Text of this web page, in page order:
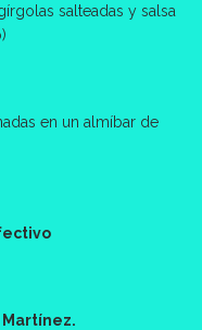
salteadas y salsa
en un almíbar de